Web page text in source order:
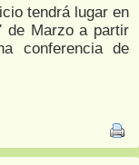
tendrá lugar en
de Marzo a partir
conferencia de